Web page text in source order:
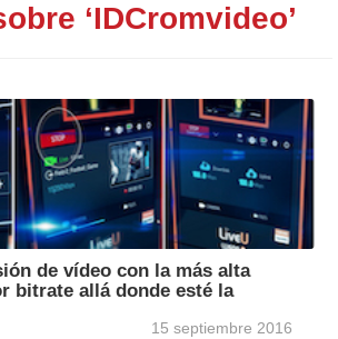
‘IDCromvideo’
de vídeo con la más alta
bitrate allá donde esté la
15 septiembre 2016